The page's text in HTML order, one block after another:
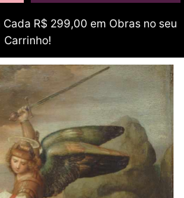
Cada R$ 299,00 em Obras no seu
Carrinho!